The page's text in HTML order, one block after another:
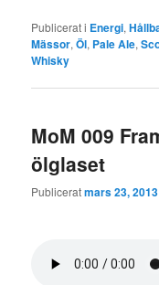
Publicerat i Energi,
Mässor,Öl, Pale Ale,
Whisky
MoM 009
ölglaset
Publiceratmars 23, 2013